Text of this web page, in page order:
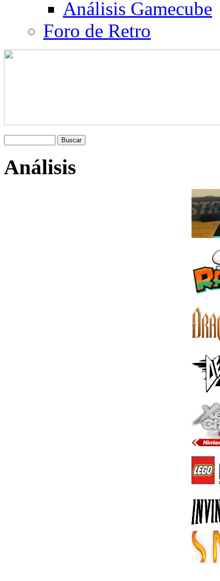
Análisis Gamecube
Foro de Retro
Análisis